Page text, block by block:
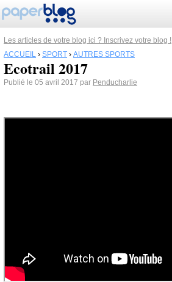
Les articles de votre blog ici ? Inscrivez votre blog !
ACCUEIL › SPORT › AUTRES SPORTS
Ecotrail 2017
Publié le 05 avril 2017 par Penducharlie